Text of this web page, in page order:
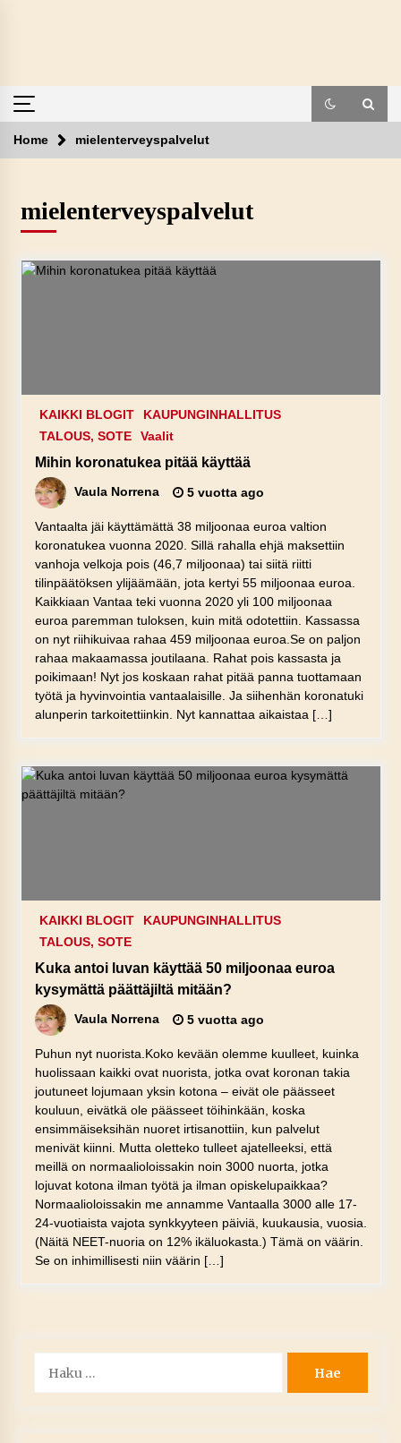
Home mielenterveyspalvelut
mielenterveyspalvelut
KAIKKI BLOGIT
KAUPUNGINHALLITUS
TALOUS, SOTE
Vaalit
Mihin koronatukea pitää käyttää
Vaula Norrena 5 vuotta ago
Vantaalta jäi käyttämättä 38 miljoonaa euroa valtion
koronatukea vuonna 2020. Sillä rahalla ehjä maksettiin
vanhoja velkoja pois (46,7 miljoonaa) tai siitä riitti
tilinpäätöksen ylijäämään, jota kertyi 55 miljoonaa euroa.
Kaikkiaan Vantaa teki vuonna 2020 yli 100 miljoonaa
euroa paremman tuloksen, kuin mitä odotettiin. Kassassa
on nyt riihikuivaa rahaa 459 miljoonaa euroa.Se on paljon
rahaa makaamassa joutilaana. Rahat pois kassasta ja
poikimaan! Nyt jos koskaan rahat pitää panna tuottamaan
työtä ja hyvinvointia vantaalaisille. Ja siihenhän koronatuki
alunperin tarkoitettiinkin. Nyt kannattaa aikaistaa […]
KAIKKI BLOGIT
KAUPUNGINHALLITUS
TALOUS, SOTE
Kuka antoi luvan käyttää 50 miljoonaa euroa
kysymättä päättäjiltä mitään?
Vaula Norrena 5 vuotta ago
Puhun nyt nuorista.Koko kevään olemme kuulleet, kuinka
huolissaan kaikki ovat nuorista, jotka ovat koronan takia
joutuneet lojumaan yksin kotona – eivät ole päässeet
kouluun, eivätkä ole päässeet töihinkään, koska
ensimmäiseksihän nuoret irtisanottiin, kun palvelut
menivät kiinni. Mutta oletteko tulleet ajatelleeksi, että
meillä on normaalioloissakin noin 3000 nuorta, jotka
lojuvat kotona ilman työtä ja ilman opiskelupaikkaa?
Normaalioloissakin me annamme Vantaalla 3000 alle 17-
24-vuotiaista vajota synkkyyteen päiviä, kuukausia, vuosia.
(Näitä NEET-nuoria on 12% ikäluokasta.) Tämä on väärin.
Se on inhimillisesti niin väärin […]